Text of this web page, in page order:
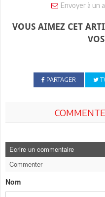
Envoyer à un
VOUS AIMEZ CET
PARTAGER
Ecrire un commentaire
Commenter
Nom